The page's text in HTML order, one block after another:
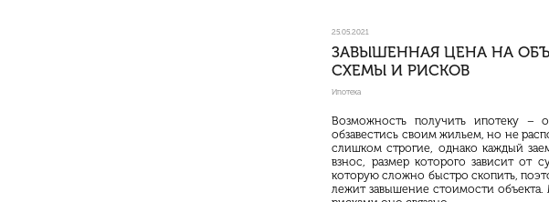
25.05.2021
ЗАВЫШЕННАЯ ЦЕНА НА
СХЕМЫ И РИСКОВ
Ипотека
Возможность получить ипотеку –
обзавестись своим жильем, но не
слишком строгие, однако каждый
взнос, размер которого зависит от
которую сложно быстро скопить,
лежит завышение стоимости